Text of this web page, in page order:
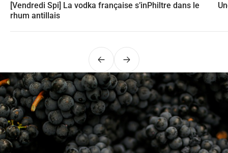
[Vendredi Spi] La vodka française s’inPhiltre dans le
rhum antillais
PrécédentSuivant